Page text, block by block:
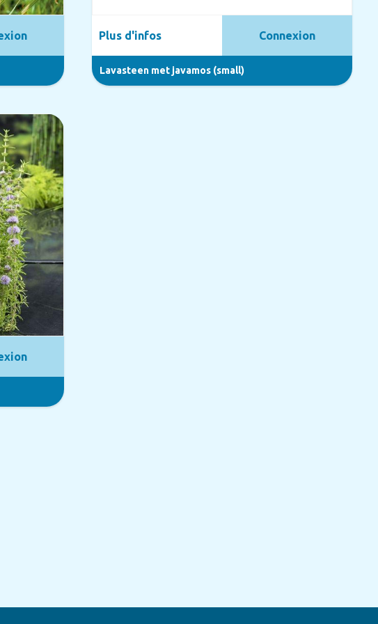
Lavasteen met javamos (small)
Plus d'infos Connexion